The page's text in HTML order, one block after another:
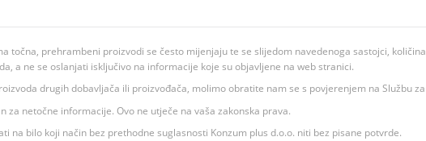
točna, prehrambeni proizvodi se često mijenjaju te se slijedom navedenoga sastojci,
a ne se oslanjati isključivo na informacije koje su objavljene na web stranici.
drugih dobavljača ili proizvođača, molimo obratite nam se s povjerenjem na Službu
netočne informacije. Ovo ne utječe na vaša zakonska prava.
bilo koji način bez prethodne suglasnosti Konzum plus d.o.o. niti bez pisane potvrde.